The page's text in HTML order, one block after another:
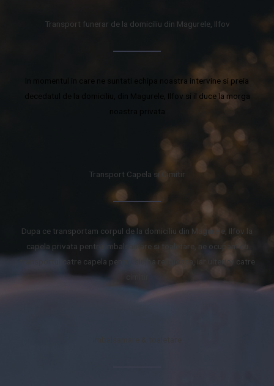
Transport funerar de la domiciliu din Magurele, Ilfov
In momentul in care ne suntati echipa noastra intervine si preia
decedatul de la domiciliu, din Magurele, Ilfov si il duce la morga
Transport Capela si Cimitir
Dupa ce transportam corpul de la domiciliu din Magurele, Ilfov la
capela privata pentru imbalsamare si toaletare, ne ocupam cu
transportul catre capela pentru slujba religioasa, iar ulterior catre